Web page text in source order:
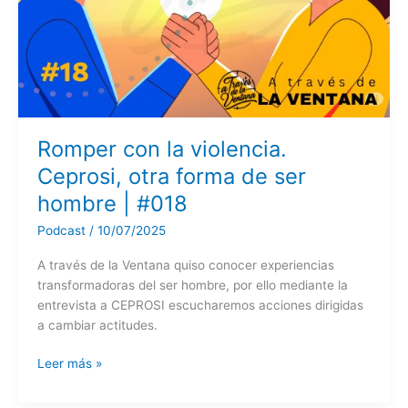
Romper con la violencia.
Ceprosi, otra forma de ser
hombre | #018
Podcast/ 10/07/2025
A través de la Ventana quiso conocer experiencias
transformadoras del ser hombre, por ello mediante la
entrevista a CEPROSI escucharemos acciones dirigidas
a cambiar actitudes.
Romper
Leer más »